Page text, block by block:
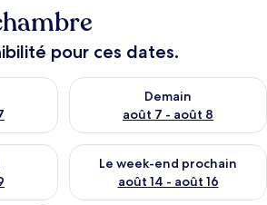
s
pour ces dates.
ce soir août 6 - août 7
Demain
août 7 - août 8
Vérifier la disponibilité pour
pour ce week-end août 7 - août 9
Le week-end prochain
août 14 - août 16
Vérifier la disponibilité pour